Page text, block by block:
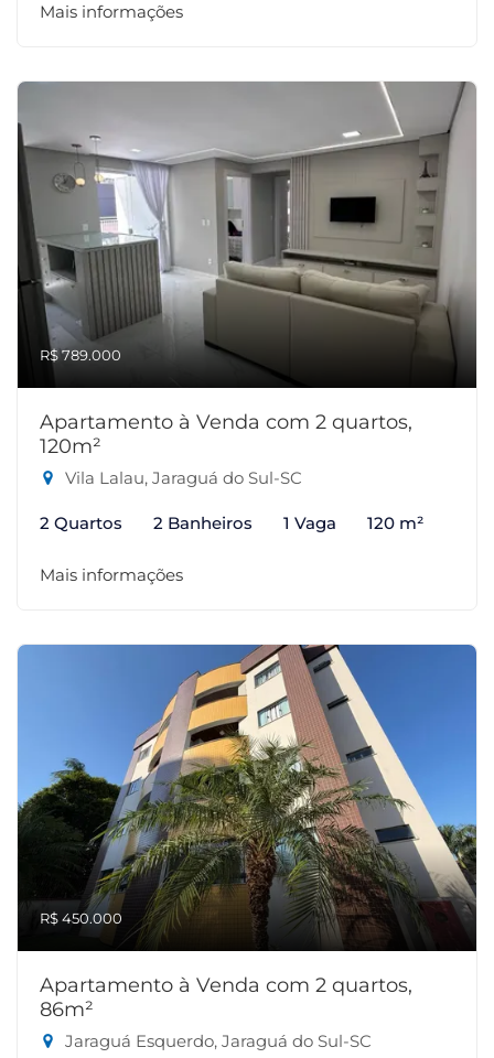
Mais informações
R$ 789.000
Apartamento à Venda com 2 quartos,
120m²
Vila Lalau, Jaraguá do Sul-SC
2 Quartos 2 Banheiros 1 Vaga 120 m²
Mais informações
R$ 450.000
Apartamento à Venda com 2 quartos,
86m²
Jaraguá Esquerdo, Jaraguá do Sul-SC